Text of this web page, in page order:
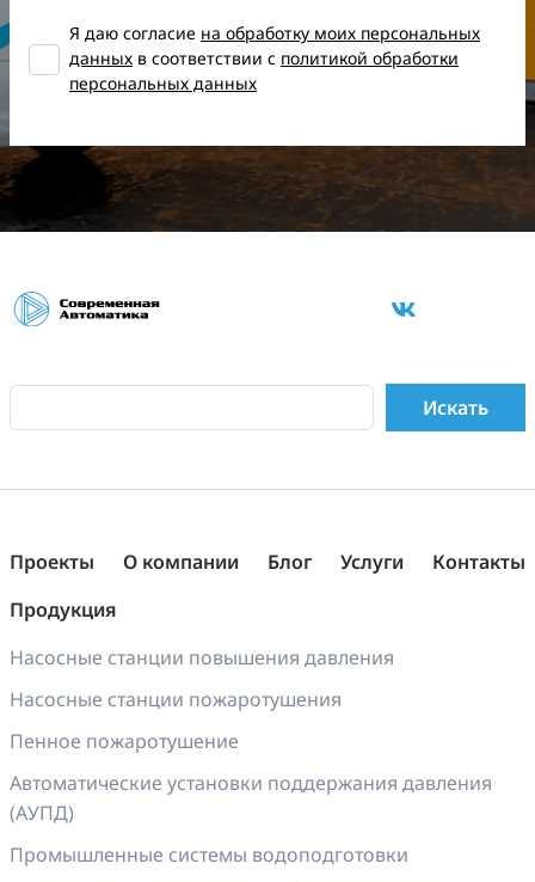
Я даю согласие на обработку моих персональных
данных в соответствии с политикой обработки
персональных данных
Проекты О компании Блог Услуги
Контакты
Продукция
Насосные станции повышения давления
Насосные станции пожаротушения
Пенное пожаротушение
Автоматические установки поддержания давления
(АУПД)
Промышленные системы водоподготовки